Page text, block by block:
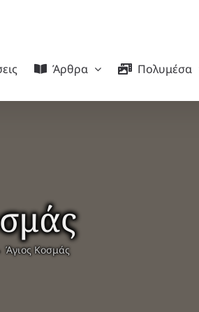
Άρθρα Πολυμέσα
Άγιος Κοσμάς